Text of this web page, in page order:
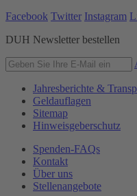
Facebook Twitter Instagram
DUH Newsletter bestellen
Jahresberichte &
Geldauflagen
Sitemap
Hinweisgeberschutz
Spenden-FAQs
Kontakt
Über uns
Stellenangebote